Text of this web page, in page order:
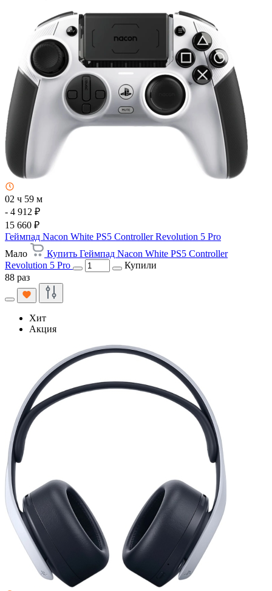
02 ч 59 м
- 4 912 ₽
15 660 ₽
Геймпад Nacon White PS5 Controller Revolution 5 Pro
Мало
Купить Геймпад Nacon White PS5 Controller
Revolution 5 Pro
Купили
88 раз
Хит
Акция